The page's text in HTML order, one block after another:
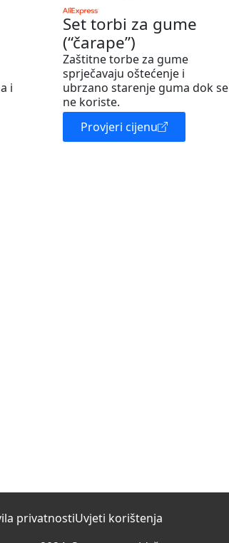
i
Set torbi za gume
(“čarape”)
Zaštitne torbe za gume
sprječavaju oštećenje i
ubrzano starenje guma dok se
ne koriste.
Provjeri cijenu
privatnostiUvjeti korištenja